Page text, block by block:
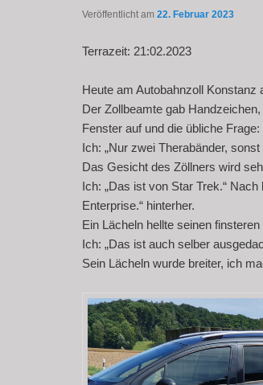
Veröffentlicht am22. Februar 2023
Terrazeit: 21:02.2023
Heute am Autobahnzoll Konstanz
Der Zollbeamte gab
Fenster auf und die übliche Frage:
Ich: „Nur zwei Therabänder, sonst
Das Gesicht des Zöllners wird
Ich: „Das ist von Star Trek.“
Enterprise.“ hinterher.
Ein Lächeln hellte seinen
Ich: „Das ist auch selber
Sein Lächeln wurde breiter, ich